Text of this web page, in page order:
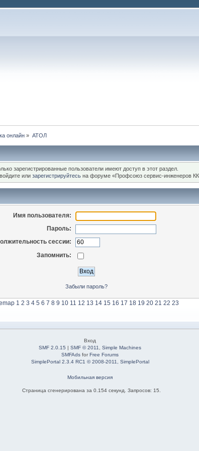
онлайн » АТОЛ
зарегистрированные пользователи имеют доступ в этот раздел.
илизарегистрируйтесь на форуме «Профсоюз сервис-инженеров
Имя пользователя:
Пароль:
сессии:
Запомнить:
Забыли пароль?
1 2 3 4 5 6 7 8 9 10 11 12 13 14 15 16 17 18 19 20 21 22 23
Вход
SMF 2.0.15 |SMF © 2011 ,Simple Machines
SMFAds forFree Forums
SimplePortal 2.3.4 RC1 © 2008-2011, SimplePortal
Мобильная версия
Страница сгенерирована за 0.154 секунд. Запросов: 15.